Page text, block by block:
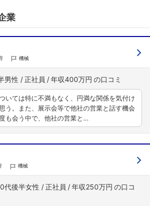
業
機械
男性 正社員 年収400万円
いては特に不満もなく、円満な関係を気付け
う。また、展示会等で他社の営業と話す機会
も会う中で、他社の営業と…
機械
代後半女性 正社員 年収250万円